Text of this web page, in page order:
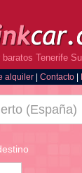
Tenerife
alquiler| Contacto|